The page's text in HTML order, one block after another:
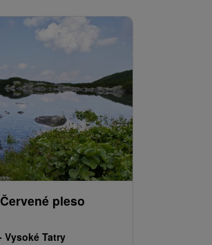
pleso
Vysoké Tatry